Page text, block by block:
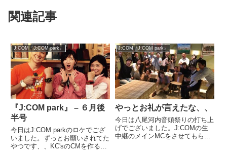
関連記事
J:COM『J:COM park』
『J:COM park』 – ６月後
半号
今日はJ:COM parkのロケでござ
いました。ずっとお願いされてた
やつです、、KC'sのCMを作るや
J:COM『J:COM park』
やっとお礼が言えたな、、
今日は八尾河内音頭祭りの打ち上
げでございました。J:COMの生
中継のメインMCをさせてもらっ